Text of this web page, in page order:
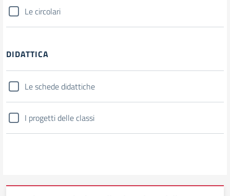
Le circolari
DIDATTICA
Le schede didattiche
I progetti delle classi